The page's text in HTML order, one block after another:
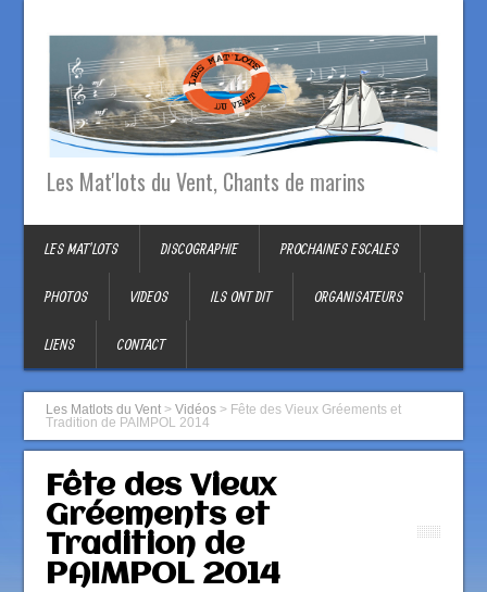
Les Mat'lots du Vent, Chants de marins
LES MAT’LOTS DISCOGRAPHIE PROCHAINES ESCALES
PHOTOS VIDEOS ILS ONT DIT ORGANISATEURS
LIENS CONTACT
Les Matlots du Vent >Vidéos > Fête des Vieux Gréements et
Tradition de PAIMPOL 2014
Fête des Vieux
Gréements et
Tradition de
PAIMPOL 2014